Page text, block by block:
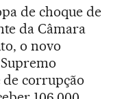
de choque de
da Câmara
o novo
corrupção